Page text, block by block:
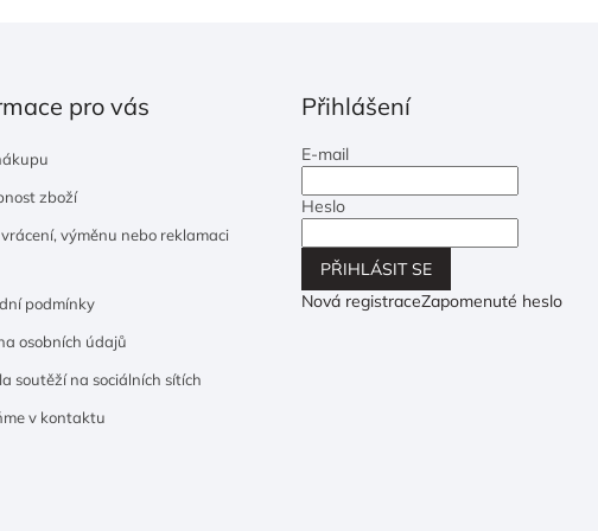
pro vás
zboží
vrácení, výměnu nebo reklamaci
podmínky
osobních údajů
soutěží na sociálních sítích
v kontaktu
Přihlášení
E-mail
Heslo
PŘIHLÁSIT SE
Nová registraceZapomenuté heslo